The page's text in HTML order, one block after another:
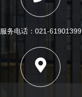
服务电话：021-61901399